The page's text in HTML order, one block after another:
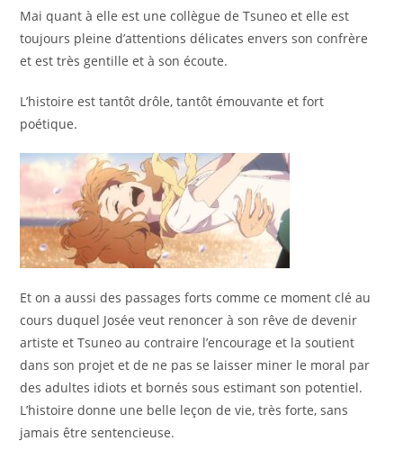
Mai quant à elle est une collègue de Tsuneo et elle est
toujours pleine d’attentions délicates envers son confrère
et est très gentille et à son écoute.
L’histoire est tantôt drôle, tantôt émouvante et fort
poétique.
Et on a aussi des passages forts comme ce moment clé au
cours duquel Josée veut renoncer à son rêve de devenir
artiste et Tsuneo au contraire l’encourage et la soutient
dans son projet et de ne pas se laisser miner le moral par
des adultes idiots et bornés sous estimant son potentiel.
L’histoire donne une belle leçon de vie, très forte, sans
jamais être sentencieuse.